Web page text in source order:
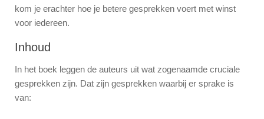
kom je erachter hoe je betere gesprekken voert met winst
voor iedereen.
Inhoud
In het boek leggen de auteurs uit wat zogenaamde cruciale
gesprekken zijn. Dat zijn gesprekken waarbij er sprake is
van: